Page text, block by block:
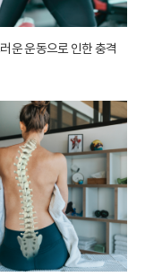
운 운동으로 인한 충격